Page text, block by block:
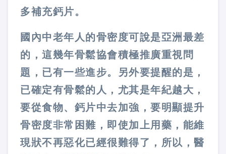
多補充鈣片。
國內中老年人的骨密度可說是亞洲最差
的，這幾年骨鬆協會積極推廣重視問
題，已有一些進步。另外要提醒的是，
已確定有骨鬆的人，尤其是年紀越大，
要從食物、鈣片中去加強，要明顯提升
骨密度非常困難，即使加上用藥，能維
現狀不再惡化已經很難得了，所以，醫